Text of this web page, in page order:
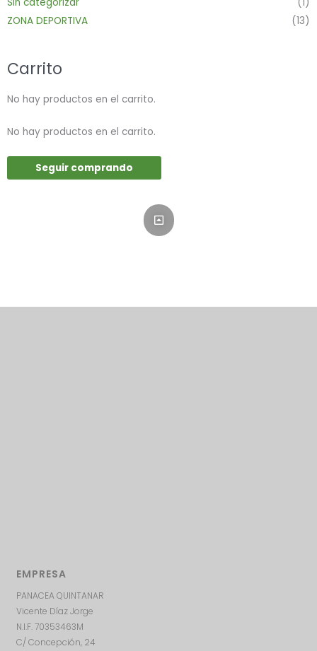
ZONA DEPORTIVA
(13)
Carrito
No hay productos en el carrito.
No hay productos en el carrito.
Seguir comprando
EMPRESA
PANACEA QUINTANAR
Vicente Díaz Jorge
N.I.F. 70353463M
C/ Concepción, 24